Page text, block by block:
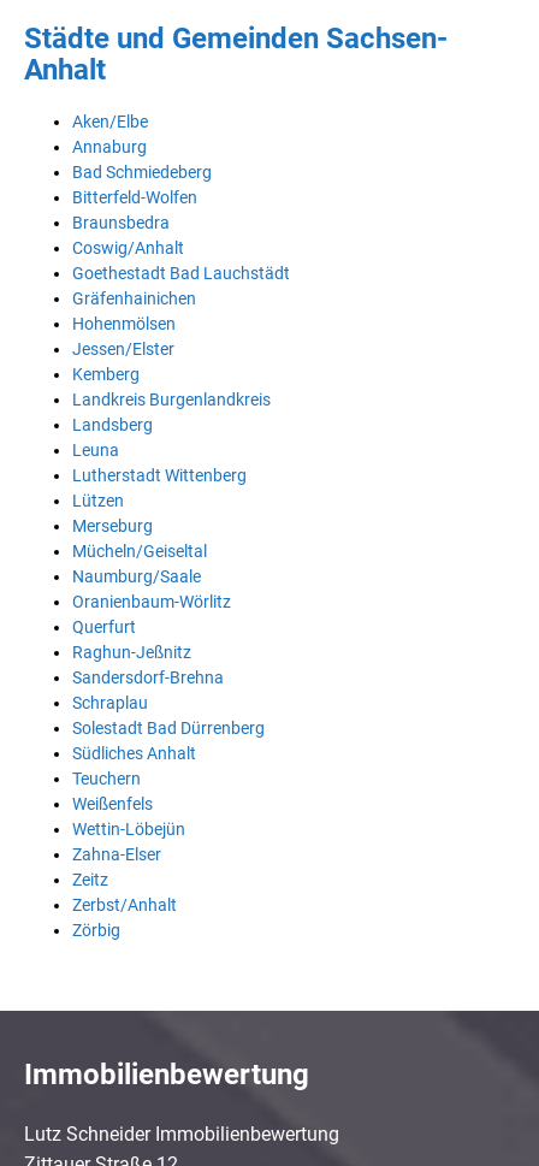
Städte und Gemeinden Sachsen-
Anhalt
Aken/Elbe
Annaburg
Bad Schmiedeberg
Bitterfeld-Wolfen
Braunsbedra
Coswig/Anhalt
Goethestadt Bad Lauchstädt
Gräfenhainichen
Hohenmölsen
Jessen/Elster
Kemberg
Landkreis Burgenlandkreis
Landsberg
Leuna
Lutherstadt Wittenberg
Lützen
Merseburg
Mücheln/Geiseltal
Naumburg/Saale
Oranienbaum-Wörlitz
Querfurt
Raghun-Jeßnitz
Sandersdorf-Brehna
Schraplau
Solestadt Bad Dürrenberg
Südliches Anhalt
Teuchern
Weißenfels
Wettin-Löbejün
Zahna-Elser
Zeitz
Zerbst/Anhalt
Zörbig
Immobilienbewertung
Lutz Schneider Immobilienbewertung